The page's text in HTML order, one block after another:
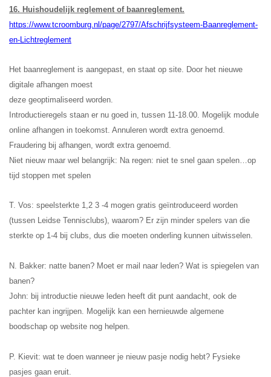
16. Huishoudelijk reglement of baanreglement.
https://www.tcroomburg.nl/page/2797/Afschrijfsysteem-Baanreglement-
en-Lichtreglement
Het baanreglement is aangepast, en staat op site. Door het nieuwe
digitale afhangen moest
deze geoptimaliseerd worden.
Introductieregels staan er nu goed in, tussen 11-18.00. Mogelijk module
online afhangen in toekomst. Annuleren wordt extra genoemd.
Fraudering bij afhangen, wordt extra genoemd.
Niet nieuw maar wel belangrijk: Na regen: niet te snel gaan spelen…op
tijd stoppen met spelen
T. Vos: speelsterkte 1,2 3 -4 mogen gratis geïntroduceerd worden
(tussen Leidse Tennisclubs), waarom? Er zijn minder spelers van die
sterkte op 1-4 bij clubs, dus die moeten onderling kunnen uitwisselen.
N. Bakker: natte banen? Moet er mail naar leden? Wat is spiegelen van
banen?
John: bij introductie nieuwe leden heeft dit punt aandacht, ook de
pachter kan ingrijpen. Mogelijk kan een hernieuwde algemene
boodschap op website nog helpen.
P. Kievit: wat te doen wanneer je nieuw pasje nodig hebt? Fysieke
pasjes gaan eruit.